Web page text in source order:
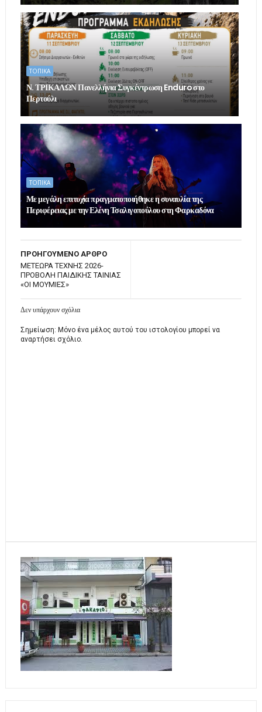
ΤΟΠΙΚΑ
Ν. ΤΡΙΚΑΛΩΝ Πανελλήνια Συγκέντρωση Enduro στο
Περτούλι
ΤΟΠΙΚΑ
Με μεγάλη επιτυχία πραγματοποιήθηκε η συναυλία της
Περιφέρειας με την Ελένη Τσαλιγοπούλου στη Φαρκαδόνα
ΠΡΟΗΓΟΥΜΕΝΟ ΑΡΘΡΟ
ΜΕΤΕΩΡΑ ΤΕΧΝΗΣ 2026-
ΠΡΟΒΟΛΗ ΠΑΙΔΙΚΗΣ ΤΑΙΝΙΑΣ
«ΟΙ ΜΟΥΜΙΕΣ»
Δεν υπάρχουν σχόλια
Σημείωση: Μόνο ένα μέλος αυτού του ιστολογίου μπορεί να
αναρτήσει σχόλιο.